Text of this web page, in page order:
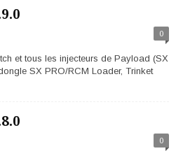
0
et tous les injecteurs de Payload (SX
SX PRO/RCM Loader, Trinket
0